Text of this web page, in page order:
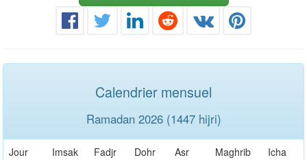
Calendrier mensuel
Ramadan 2026 (1447 hijri)
Jour Imsak Fadjr Dohr Asr
Maghrib
Icha